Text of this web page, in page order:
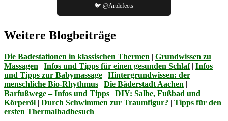
🐦 @Artdefects
Weitere Blogbeiträge
Die Badestationen in klassischen Thermen | Grundwissen zu
Massagen | Infos und Tipps für einen gesunden Schlaf| Infos
und Tipps zur Babymassage | Hintergrundwissen: der
menschliche Bio-Rhythmus | Die Bäderstadt Aachen |
Barfußwege – Infos und Tipps | DIY: Salbe, Fußbad und
Körperöl | Durch Schwimmen zur Traumfigur? | Tipps für den
ersten Thermalbadbesuch